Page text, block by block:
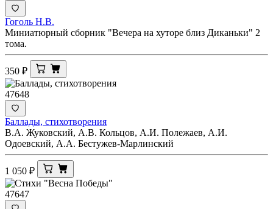
Гоголь Н.В.
Миниатюрный сборник "Вечера на хуторе близ Диканьки" 2
тома.
350 ₽
47648
Баллады, стихотворения
В.А. Жуковский, А.В. Кольцов, А.И. Полежаев, А.И.
Одоевский, А.А. Бестужев-Марлинский
1 050 ₽
47647